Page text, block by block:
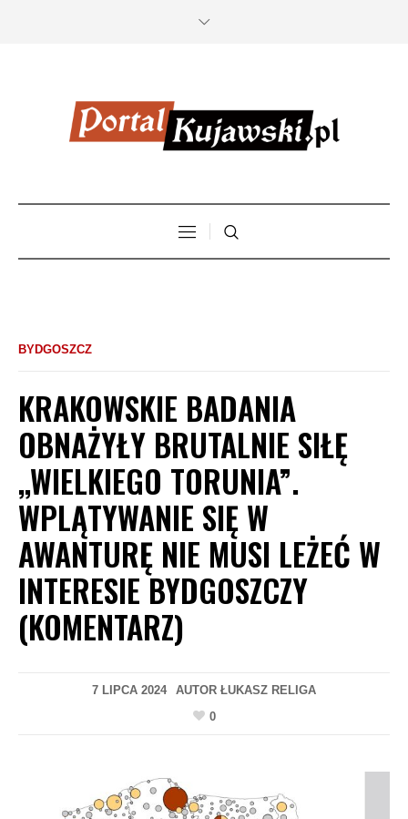
BYDGOSZCZ
KRAKOWSKIE BADANIA
OBNAŻYŁY BRUTALNIE SIŁĘ
,,WIELKIEGO TORUNIA”.
WPLĄTYWANIE SIĘ W
AWANTURĘ NIE MUSI LEŻEĆ W
INTERESIE BYDGOSZCZY
(KOMENTARZ)
7 LIPCA 2024 AUTOR ŁUKASZ RELIGA
0